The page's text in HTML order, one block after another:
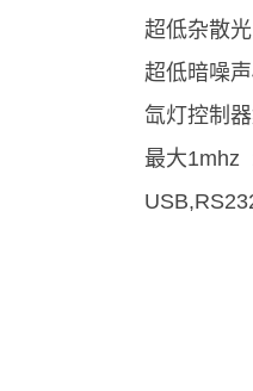
超低杂散光
超低暗噪
氙灯控制
最大1mhz